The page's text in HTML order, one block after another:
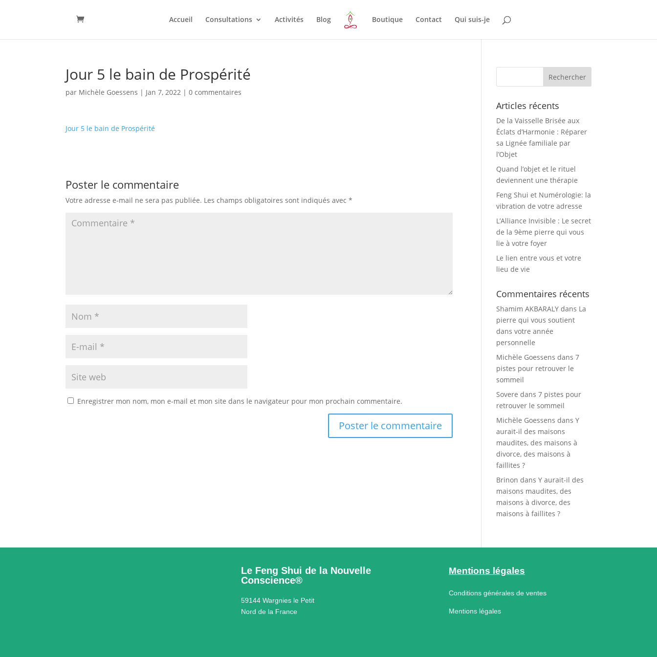
Accueil Consultations Activités Blog Boutique Contact Qui suis-je
Jour 5 le bain de Prospérité
par Michèle Goessens | Jan 7, 2022 |0 commentaires
Jour 5 le bain de Prospérité
Poster le commentaire
Votre adresse e-mail ne sera pas publiée. Les champs obligatoires sont indiqués avec*
Enregistrer mon nom, mon e-mail et mon site dans le navigateur pour mon prochain commentaire.
Articles récents
De la Vaisselle Brisée aux
Éclats d’Harmonie : Réparer
sa Lignée familiale par
l’Objet
Quand l’objet et le rituel
deviennent une thérapie
Feng Shui et Numérologie: la
vibration de votre adresse
L’Alliance Invisible : Le secret
de la 9ème pierre qui vous
lie à votre foyer
Le lien entre vous et votre
lieu de vie
Commentaires récents
Shamim AKBARALY dans La
pierre qui vous soutient
dans votre année
personnelle
Michèle Goessens dans7
pistes pour retrouver le
sommeil
Sovere dans7 pistes pour
retrouver le sommeil
Michèle Goessens dansY
aurait-il des maisons
maudites, des maisons à
divorce, des maisons à
faillites ?
Brinon dansY aurait-il des
maisons maudites, des
maisons à divorce, des
maisons à faillites ?
Le Feng Shui de la Nouvelle
Conscience®
59144 Wargnies le Petit
Nord de la France
Mentions légales
Conditions générales de ventes
Mentions légales